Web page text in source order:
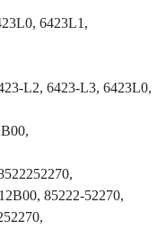
6423L1,
L2, 6423-L3, 6423L0,
85222-52270,